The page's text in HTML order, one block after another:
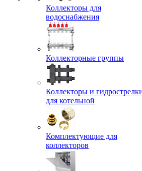
Коллекторы для
водоснабжения
Коллекторные группы
Коллекторы и
для котельной
Комплектующие для
коллекторов